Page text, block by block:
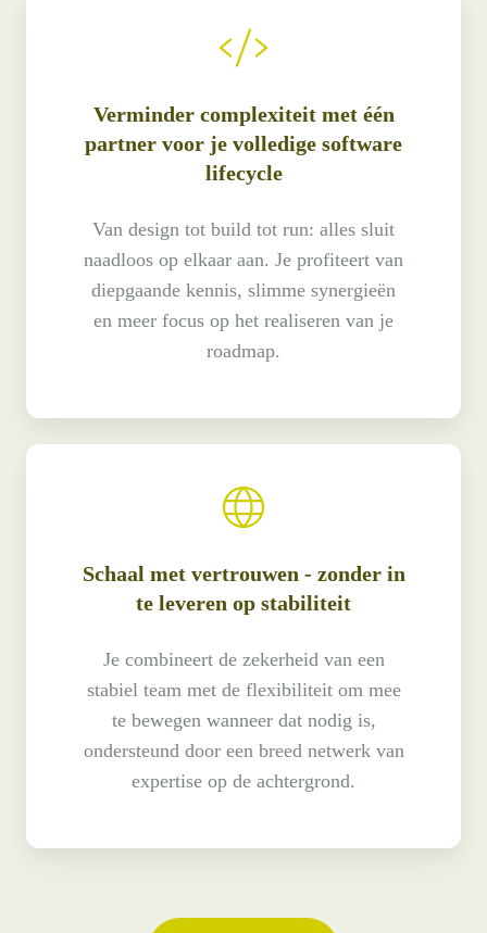
Verminder complexiteit met één
partner voor je volledige software
lifecycle
Van design tot build tot run: alles sluit
naadloos op elkaar aan. Je profiteert van
diepgaande kennis, slimme synergieën
en meer focus op het realiseren van je
roadmap.
Schaal met vertrouwen - zonder in
te leveren op stabiliteit
Je combineert de zekerheid van een
stabiel team met de flexibiliteit om mee
te bewegen wanneer dat nodig is,
ondersteund door een breed netwerk van
expertise op de achtergrond.